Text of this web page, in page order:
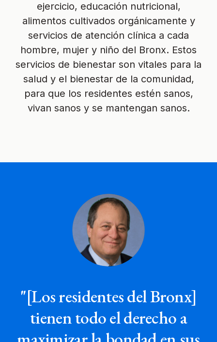
ejercicio, educación nutricional,
alimentos cultivados orgánicamente y
servicios de atención clínica a cada
hombre, mujer y niño del Bronx. Estos
servicios de bienestar son vitales para la
salud y el bienestar de la comunidad,
para que los residentes estén sanos,
vivan sanos y se mantengan sanos.
"[Los residentes del Bronx]
tienen todo el derecho a